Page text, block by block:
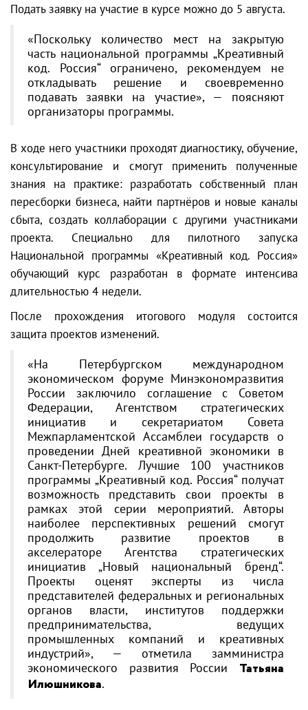
Подать заявку на участие в курсе можно до 5 августа.
«Поскольку количество мест на закрытую
часть национальной программы „Креативный
код. Россия“ ограничено, рекомендуем не
откладывать решение и своевременно
подавать заявки на участие», — поясняют
организаторы программы.
В ходе него участники проходят диагностику, обучение,
консультирование и смогут применить полученные
знания на практике: разработать собственный план
пересборки бизнеса, найти партнёров и новые каналы
сбыта, создать коллаборации с другими участниками
проекта. Специально для пилотного запуска
Национальной программы «Креативный код. Россия»
обучающий курс разработан в формате интенсива
длительностью 4 недели.
После прохождения итогового модуля состоится
защита проектов изменений.
«На Петербургском международном
экономическом форуме Минэкономразвития
России заключило соглашение с Советом
Федерации, Агентством стратегических
инициатив и секретариатом Совета
Межпарламентской Ассамблеи государств о
проведении Дней креативной экономики в
Санкт-Петербурге. Лучшие 100 участников
программы „Креативный код. Россия“ получат
возможность представить свои проекты в
рамках этой серии мероприятий. Авторы
наиболее перспективных решений смогут
продолжить развитие проектов в
акселераторе Агентства стратегических
инициатив „Новый национальный бренд“.
Проекты оценят эксперты из числа
представителей федеральных и региональных
органов власти, институтов поддержки
предпринимательства, ведущих
промышленных компаний и креативных
индустрий», — отметила замминистра
экономического развития России Татьяна
Илюшникова.